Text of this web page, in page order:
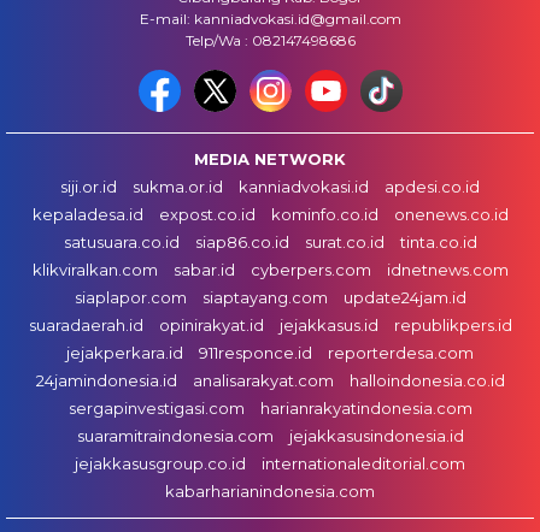
E-mail: kanniadvokasi.id@gmail.com
Telp/Wa : 082147498686
MEDIA NETWORK
siji.or.id
sukma.or.id kanniadvokasi.id
apdesi.co.id
kepaladesa.id
expost.co.id kominfo.co.id
onenews.co.id
satusuara.co.id
siap86.co.id surat.co.id
tinta.co.id
klikviralkan.com
sabar.id cyberpers.com
idnetnews.com
siaplapor.com
siaptayang.com
update24jam.id
suaradaerah.id
opinirakyat.id jejakkasus.id
republikpers.id
jejakperkara.id
911responce.id
reporterdesa.com
24jamindonesia.id
analisarakyat.com
halloindonesia.co.id
sergapinvestigasi.com
harianrakyatindonesia.com
suaramitraindonesia.com
jejakkasusindonesia.id
jejakkasusgroup.co.id
internationaleditorial.com
kabarharianindonesia.com